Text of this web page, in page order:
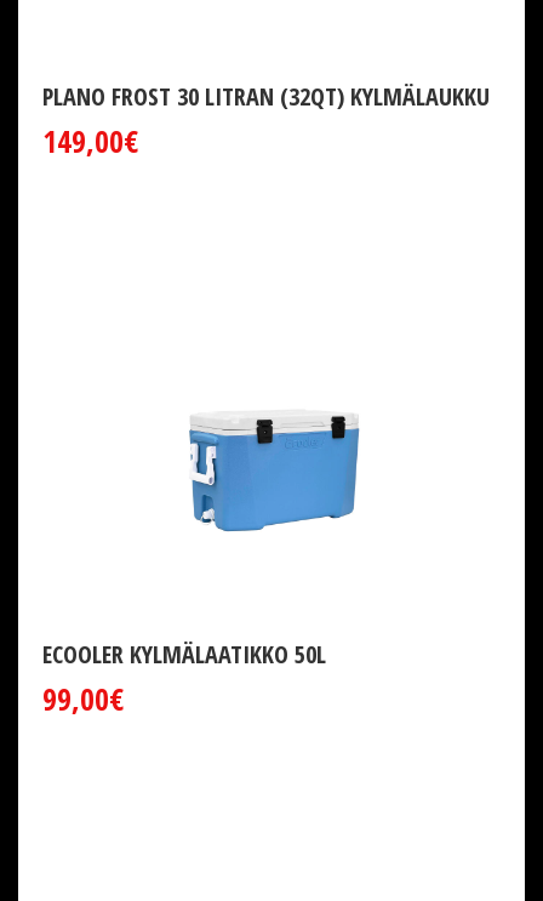
PLANO FROST 30 LITRAN (32QT) KYLMÄLAUKKU
149,00€
ECOOLER KYLMÄLAATIKKO 50L
99,00€